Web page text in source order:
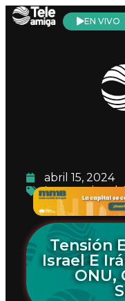
EN VIVO
abril 15, 2024
Internacional,
Tensión
Israel E
ONU,